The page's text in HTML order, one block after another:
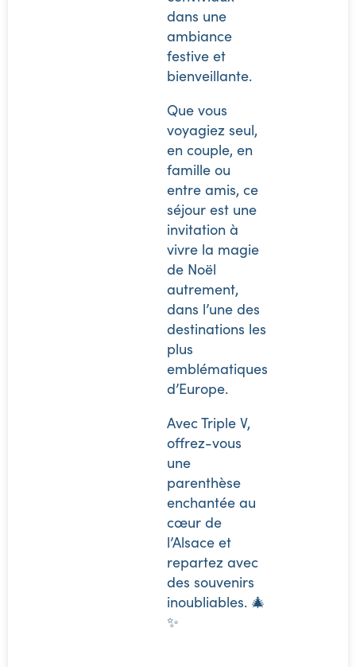
dans une
ambiance
festive et
bienveillante.
Que vous
voyagiez seul,
en couple, en
famille ou
entre amis, ce
séjour est une
invitation à
vivre la magie
de Noël
autrement,
dans l’une des
destinations les
plus
emblématiques
d’Europe.
Avec Triple V,
offrez-vous
une
parenthèse
enchantée au
cœur de
l’Alsace et
repartez avec
des souvenirs
inoubliables. 🎄
✨